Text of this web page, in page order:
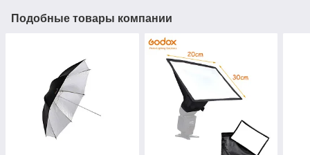
Подобные товары компании